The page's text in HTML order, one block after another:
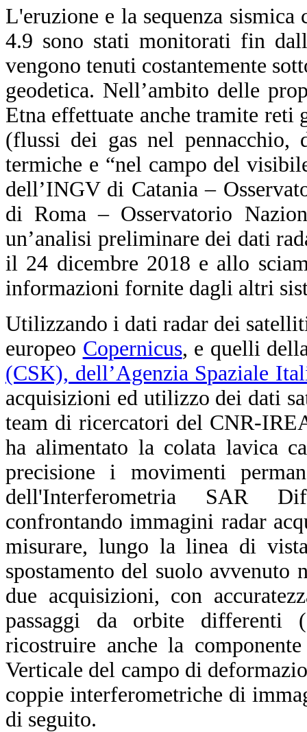
L'eruzione e la sequenza
4.9 sono stati monitorati fin
vengono tenuti costantemente
geodetica. Nell’ambito delle
Etna effettuate anche tramite reti
(flussi dei gas nel pennacchio,
termiche e “nel campo del
dell’INGV di Catania –
di Roma – Osservatorio
un’analisi preliminare dei dati
il 24 dicembre 2018 e allo
informazioni fornite dagli altri
Utilizzando i dati radar dei
europeo Copernicus, e quelli
(CSK), dell’Agenzia Spaziale
acquisizioni ed utilizzo dei dati
team di ricercatori del CNR-
ha alimentato la colata lavica
precisione i movimenti
dell'Interferometria SAR
confrontando immagini radar
misurare, lungo la linea di
spostamento del suolo
due acquisizioni, con
passaggi da orbite differenti
ricostruire anche la
Verticale del campo di
coppie interferometriche di
di seguito.